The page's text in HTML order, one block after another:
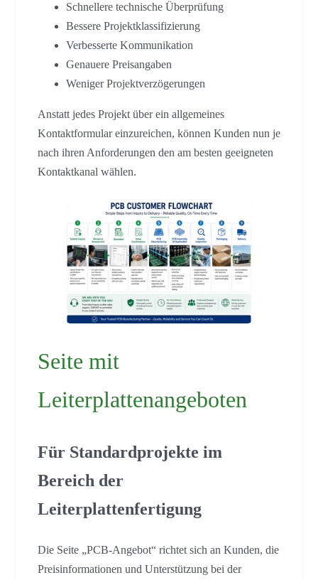
Schnellere technische Überprüfung
Bessere Projektklassifizierung
Verbesserte Kommunikation
Genauere Preisangaben
Weniger Projektverzögerungen
Anstatt jedes Projekt über ein allgemeines
Kontaktformular einzureichen, können Kunden nun je
nach ihren Anforderungen den am besten geeigneten
Kontaktkanal wählen.
Seite mit
Leiterplattenangeboten
Für Standardprojekte im
Bereich der
Leiterplattenfertigung
Die Seite „PCB-Angebot“ richtet sich an Kunden, die
Preisinformationen und Unterstützung bei der